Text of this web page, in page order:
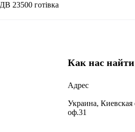
23500 готівка
Как нас найти
Адрес
Украина,
оф.31